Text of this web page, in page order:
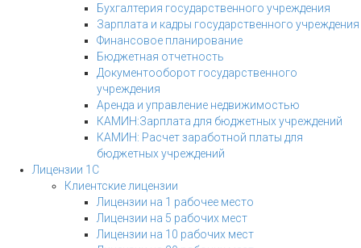
Бухгалтерия государственного учреждения
Зарплата и кадры государственного учреждения
Финансовое планирование
Бюджетная отчетность
Документооборот государственного
учреждения
Аренда и управление недвижимостью
КАМИН:Зарплата для бюджетных учреждений
КАМИН: Расчет заработной платы для
бюджетных учреждений
Лицензии 1С
Клиентские лицензии
Лицензии на 1 рабочее место
Лицензии на 5 рабочих мест
Лицензии на 10 рабочих мест